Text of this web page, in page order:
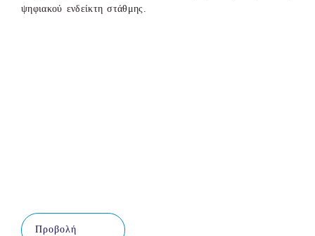
ψηφιακού ενδείκτη στάθμης.
Προβολή